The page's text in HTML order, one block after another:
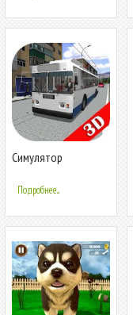
Симулятор
2018
Подробнее...